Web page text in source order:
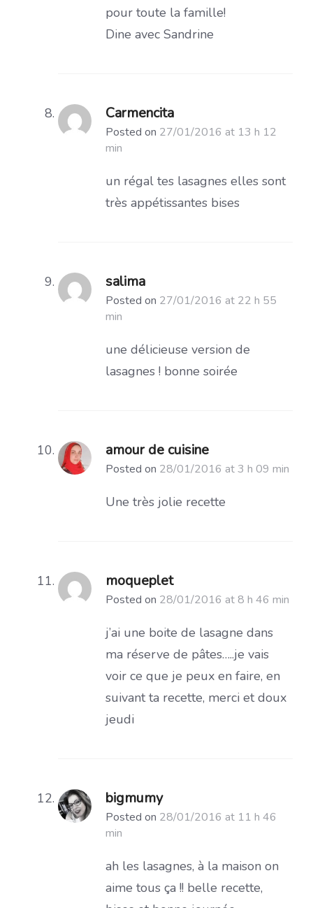
pour toute la famille!
Dine avec Sandrine
Carmencita
Posted on 27/01/2016 at 13 h 12
min
un régal tes lasagnes elles sont
très appétissantes bises
salima
Posted on 27/01/2016 at 22 h 55
min
une délicieuse version de
lasagnes ! bonne soirée
amour de cuisine
Posted on 28/01/2016 at 3 h 09 min
Une très jolie recette
moqueplet
Posted on 28/01/2016 at 8 h 46 min
j’ai une boite de lasagne dans
ma réserve de pâtes…..je vais
voir ce que je peux en faire, en
suivant ta recette, merci et doux
jeudi
bigmumy
Posted on 28/01/2016 at 11 h 46
min
ah les lasagnes, à la maison on
aime tous ça !! belle recette,